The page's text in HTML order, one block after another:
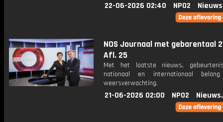
22-06-2026 02:40 NPO2
NOS Journaal met gebarentaal
Afl. 25
Met het laatste nieuws,
nationaal en internationaal
weersverwachting.
21-06-2026 02:00 NPO2